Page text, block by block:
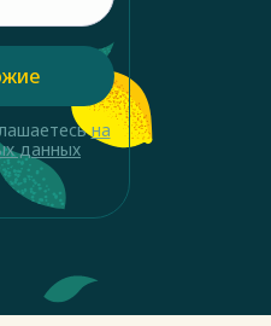
на
данных